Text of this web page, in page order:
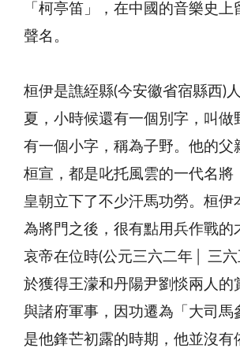
「柯亭笛」，在中國的音樂史上
聲名。
桓伊是譙絰縣(今安徽省宿縣西)
夏，小時候還有一個別字，叫做
有一個小字，稱為子野。他的父
桓宣，都是叱托風雲的一代名將
皇朝立下了不少汗馬功勞。桓伊
為將門之後，很有點用兵作戰的
哀帝在位時(公元三六二年│ 三六
於獲得王濛和丹陽尹劉惔兩人的
與諸府軍事，因功遷為「大司馬
是他鋒芒初露的時期，他並沒有